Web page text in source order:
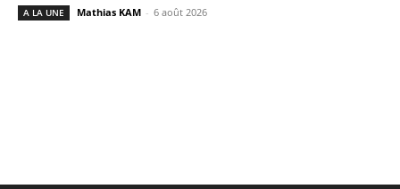
A LA UNE Mathias KAM - 6 août 2026